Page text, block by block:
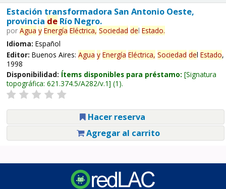
Estación transformadora San Antonio Oeste,
provincia deRío Negro.
por Agua y Energía Eléctrica, Sociedad del Estado.
Idioma: Español
Editor: Buenos Aires: Agua y Energía Eléctrica, Sociedad del Estado,
1998
Disponibilidad: Ítems disponibles para préstamo: Signatura
topográfica: 621.374.5/A282/v.1 (1).
Hacer reserva
Agregar al carrito